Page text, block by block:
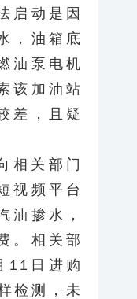
启动是因
，油箱底
油泵电机
该加油站
差，且疑
关部门
视频平台
油掺水，
。相关部
11日进购
检测，未